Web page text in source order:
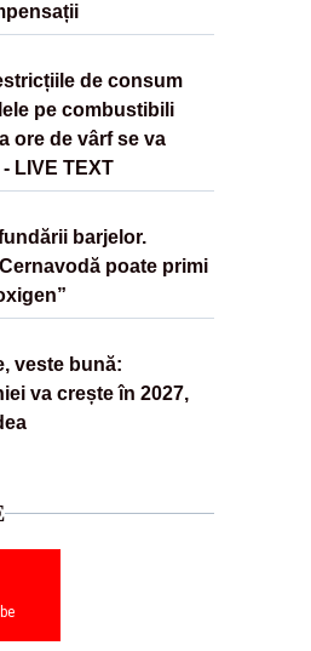
de consum
pe combustibili
ore de vârf se va
LIVE TEXT
barjelor.
poate primi
veste bună:
va crește în 2027,